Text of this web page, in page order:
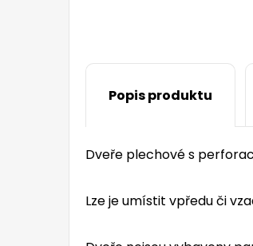
Popis produktu
Dveře plechové s
Lze je umístit vpředu či